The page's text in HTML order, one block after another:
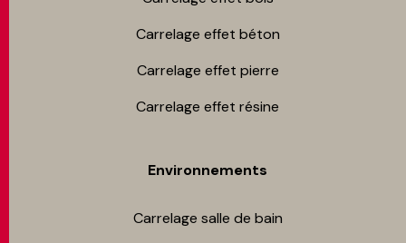
Carrelage effet béton
Carrelage effet pierre
Carrelage effet résine
Environnements
Carrelage salle de bain